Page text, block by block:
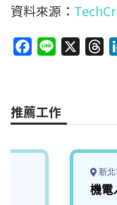
資料來源：
e
b
o
a
s
推薦工作
新
機電